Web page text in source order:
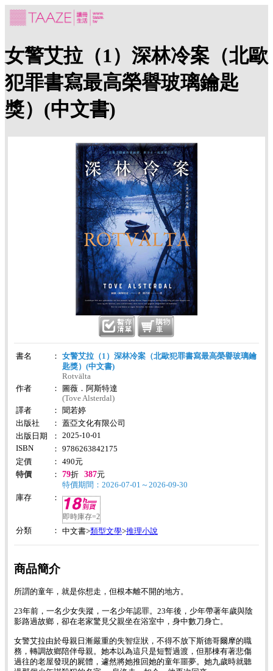
女警艾拉（1）深林冷案（北歐
犯罪書寫最高榮譽玻璃鑰匙
獎）(中文書)
書名 ：
女警艾拉（1）深林冷案（北歐犯罪書寫最高榮譽玻璃鑰
匙獎）(中文書)
Rotvälta
作者
：
圖薇．阿斯特達
(Tove Alsterdal)
譯者
：
聞若婷
出版社
：
蓋亞文化有限公司
出版日期
：
2025-10-01
ISBN
：
9786263842175
定價
： 490元
特價
： 79折 387元
特價期間：2026-07-01～2026-09-30
庫存
：
即時庫存=2
分類
： 中文書>類型文學>推理小說
商品簡介
所謂的童年，就是你想走，但根本離不開的地方。
23年前，一名少女失蹤，一名少年認罪。23年後，少年帶著年歲與陰
影路過故鄉，卻在老家驚見父親坐在浴室中，身中數刀身亡。
女警艾拉由於母親日漸嚴重的失智症狀，不得不放下斯德哥爾摩的職
務，轉調故鄉陪伴母親。她本以為這只是短暫過渡，但那棟有著悲傷
過往的老屋發現的屍體，遽然將她推回她的童年噩夢。她九歲時就聽